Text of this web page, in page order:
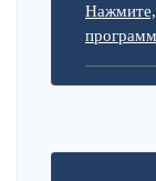
Нажмите,